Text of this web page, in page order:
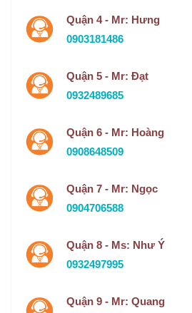
Quận 4 - Mr: Hưng
0903181486
Quận 5 - Mr: Đạt
0932489685
Quận 6 - Mr: Hoàng
0908648509
Quận 7 - Mr: Ngọc
0904706588
Quận 8 - Ms: Như Ý
0932497995
Quận 9 - Mr: Quang